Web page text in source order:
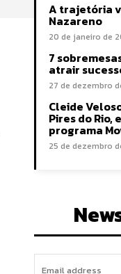
A trajetória
Nazareno
20 de janeiro de
7
atrair
27 de dezembro
Cleide
Pires do Rio,
programa
25 de dezembro